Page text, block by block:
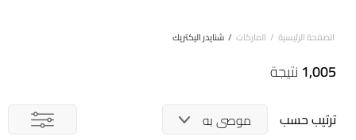
الصفحة الرئيسية / الماركات / شنايدر اليكتريك
1,005 نتيجة
ترتيب حسب موصى به